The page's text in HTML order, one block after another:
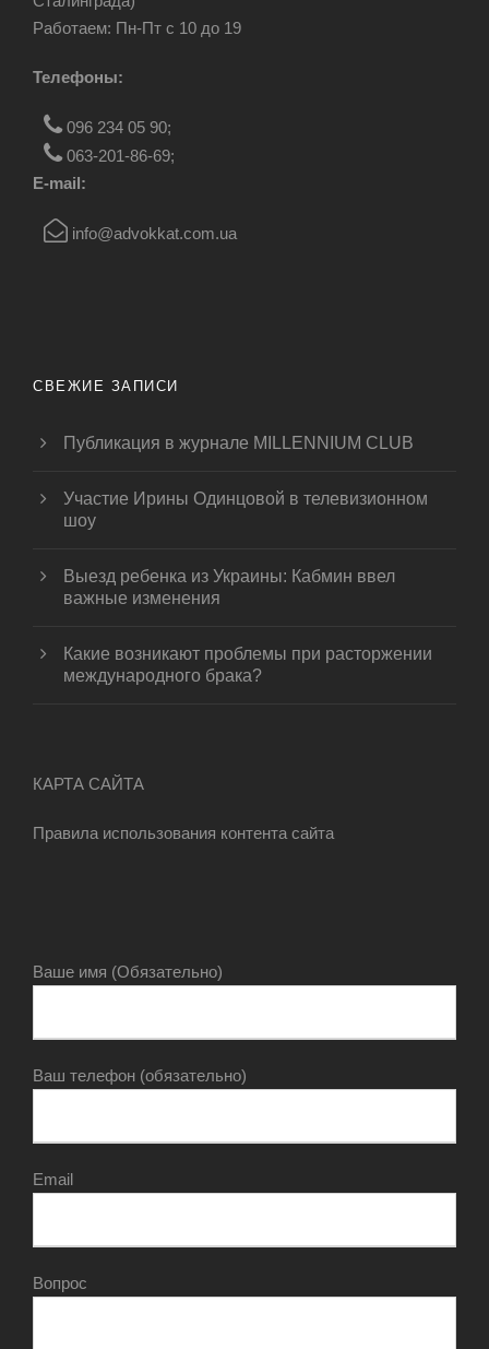
Работаем: Пн-Пт c 10 до 19
Телефоны:
096 234 05 90;
063-201-86-69;
E-mail:
info@advokkat.com.ua
СВЕЖИЕ ЗАПИСИ
Публикация в журнале MILLENNIUM CLUB
Участие Ирины Одинцовой в телевизионном
шоу
Выезд ребенка из Украины: Кабмин ввел
важные изменения
Какие возникают проблемы при расторжении
международного брака?
КАРТА САЙТА
Правила использования контента сайта
Ваше имя (Обязательно)
Ваш телефон (обязательно)
Email
Вопрос